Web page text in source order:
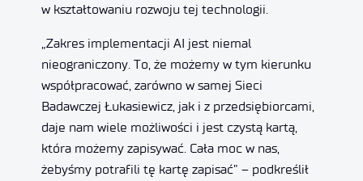
w kształtowaniu rozwoju tej technologii.
„Zakres implementacji AI jest niemal
nieograniczony. To, że możemy w tym kierunku
współpracować, zarówno w samej Sieci
Badawczej Łukasiewicz, jak i z przedsiębiorcami,
daje nam wiele możliwości i jest czystą kartą,
która możemy zapisywać. Cała moc w nas,
żebyśmy potrafili tę kartę zapisać” – podkreślił